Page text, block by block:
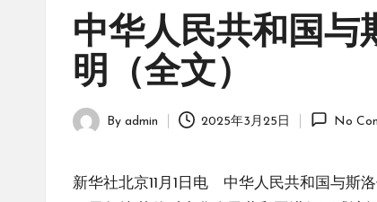
中华人民共和国与
明（全文）
Posted
By admin 2025年3月25日 No
新华社北京11月1日电 中华人民共和国与斯